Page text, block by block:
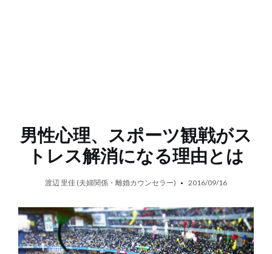
男性心理、スポーツ観戦がス
トレス解消になる理由とは
渡辺 里佳 (夫婦関係・離婚カウンセラー) 2016/09/16